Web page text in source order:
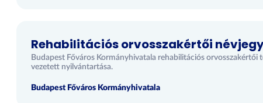
Rehabilitációs orvosszakértői
Budapest Főváros Kormányhivatala rehabilitációs orvosszakértői
vezetett nyilvántartása.
Budapest Főváros Kormányhivatala